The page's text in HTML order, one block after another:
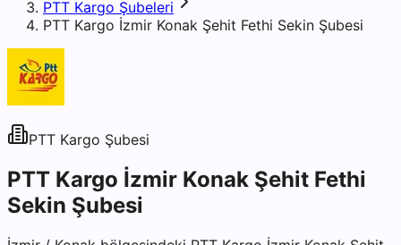
PTT Kargo Şubeleri
PTT Kargo İzmir Konak Şehit Fethi Sekin Şubesi
PTT Kargo Şubesi
PTT Kargo İzmir Konak Şehit Fethi
Sekin Şubesi